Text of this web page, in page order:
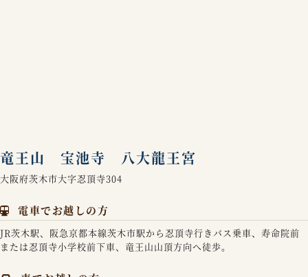
竜王山 宝池寺 八大龍王宮
大阪府茨木市大字忍頂寺304
電車でお越しの方
JR茨木駅、阪急京都本線茨木市駅から忍頂寺行きバス乗車、寿命院前
または忍頂寺小学校前下車、竜王山山頂方向へ徒歩。